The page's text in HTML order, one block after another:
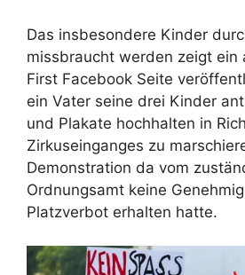
Das insbesondere Kinder
missbraucht werden zeigt ein
First Facebook Seite
ein Vater seine drei Kinder
und Plakate hochhalten in
Zirkuseinganges zu
Demonstration da vom
Ordnungsamt keine
Platzverbot erhalten hatte.